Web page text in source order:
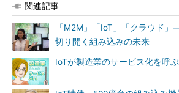
関連記事
「M2M」「IoT」「クラウド
切り開く組み込みの未来
IoTが製造業のサービス化を呼ぶ